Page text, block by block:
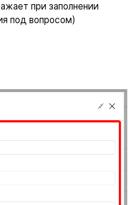
при заполнении
под вопросом)